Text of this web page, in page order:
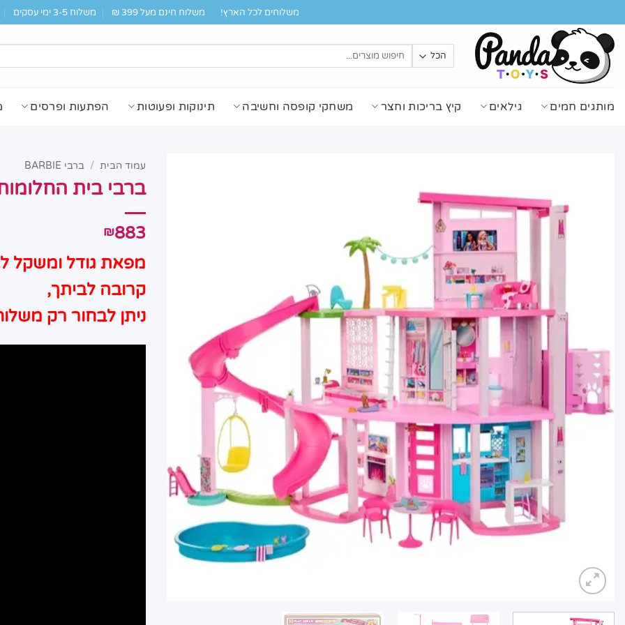
to
content
משלוחים לכל הארץ! משלוח חינם מעל 399 ₪ משלוח 3-5 ימי עסקים
מותגים חמים גילאים קיץ בריכות וחצר משחקי קופסה וחשיבה תינוקות ופעוטות הפתעות ופרסים
עמוד הבית / ברבי BARBIE
ברבי בית החלומות 3 קומות של קסם
₪883
מפאת גודל ומשקל
קרובה לביתך,
ניתן לבחור רק